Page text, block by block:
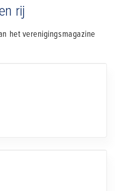
rij
het verenigingsmagazine